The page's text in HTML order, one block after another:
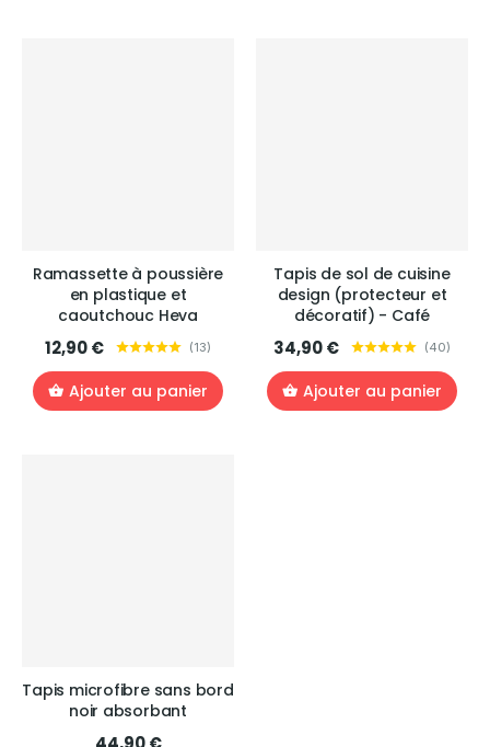
Ramassette à poussière
en plastique et
caoutchouc Heva
12,90 € (13)
Ajouter au panier
Tapis de sol de cuisine
design (protecteur et
décoratif) - Café
34,90 € (40)
Ajouter au panier
Tapis microfibre sans bord
noir absorbant